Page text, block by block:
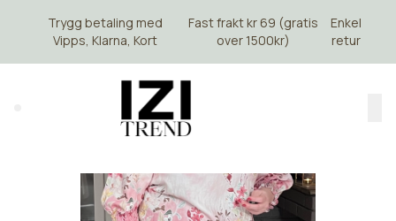
Trygg betaling med
Vipps, Klarna, Kort
Fast frakt kr 69 (gratis
over 1500kr)
Enkel
retur